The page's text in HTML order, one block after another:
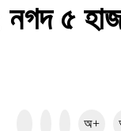
নগদ ৫
অ+